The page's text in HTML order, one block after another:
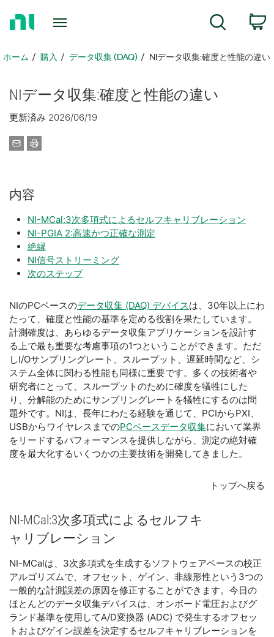
ペホーム 購入 データ収集 (DAQ) NIデータ収集:確度と性能の違い
NIデータ 収集:確度と性能の違い
更新済み 2026/06/19
内容
NI-MCal:3次多項式によるセルフキャリブレーション
NI-PGIA 2:高速かつ正確な測定
絶縁
NI信号ストリーミング
次のステップ
NIのPCベースのデータ収集 (DAQ) デバイスは、30年以上にわ
たって、確度と性能の基準を定める役割を果たしています。
計測確度は、あらゆるデータ収集アプリケーションを設計す
る上で最も重要な考慮事項の1つということができます。ただ
しI/Oサンプリングレート、スループット、遅延時間など、シ
ステム全体に関わる性能も同様に重要です。多くの技術者や
研究者にとって、スループットのために確度を犠牲にした
り、分解能のためにサンプリングレートを犠牲にするのは問
題外です。NIは、長年にわたる経験を通じて、PCIからPXI、
USBからワイヤレスまでのPCベースデータ収集において業界
をリードするパフォーマンスを提供しながら、測定の絶対確
度を最大化するいくつかの主要技術を開発してきました。
トップへ戻る
NI-MCal:3次多項式によるセルフキ
ャ リ ブレ ーション
NI-MCalは、3次多項式を生成するソフトウェアベースの校正
アルゴリズムで、オフセット、ゲイン、非線形性という3つの
一般的な計測誤差の原因を修正することができます。今日の
ほとんどのデータ収集デバイスは、オンボード電圧およびグ
ランド基準を使用してA/D変換器 (ADC) で発生するオフセッ
トおよびゲイン誤差を決定するセルフキャリブレーションを